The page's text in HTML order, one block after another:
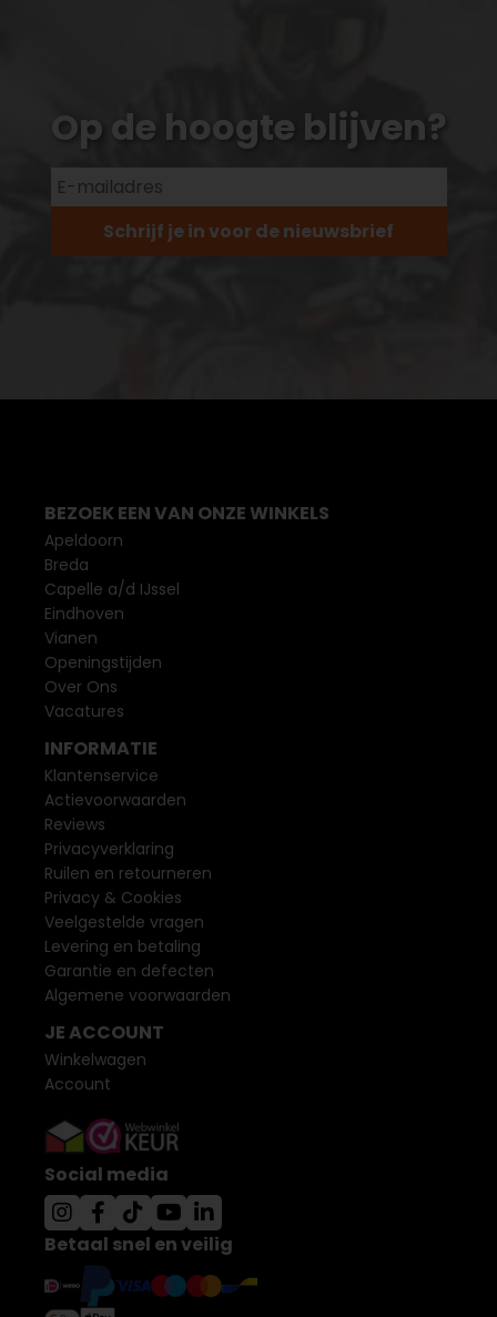
Op de hoogte blijven?
Schrijf je in voor de nieuwsbrief
BEZOEK EEN VAN ONZE WINKELS
Apeldoorn
Breda
Capelle a/d IJssel
Eindhoven
Vianen
Openingstijden
Over Ons
Vacatures
INFORMATIE
Klantenservice
Actievoorwaarden
Reviews
Privacyverklaring
Ruilen en retourneren
Privacy & Cookies
Veelgestelde vragen
Levering en betaling
Garantie en defecten
Algemene voorwaarden
JE ACCOUNT
Winkelwagen
Account
Social media
Betaal snel en veilig